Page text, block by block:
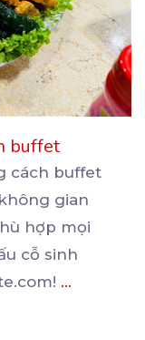
buffet
cách buffet
gian
hợp mọi
cỗ sinh
...